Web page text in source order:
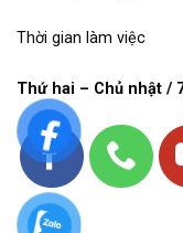
Thời gian làm việc
Thứ hai – Chủ nhật /